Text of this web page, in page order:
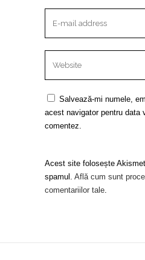
Salvează-mi numele,
acest navigator pentru data
comentez.
Acest site folosește
spamul. Află cum sunt
comentariilor tale.